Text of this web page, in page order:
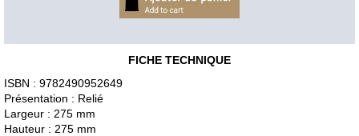
FICHE TECHNIQUE
ISBN : 9782490952649
Présentation : Relié
Largeur : 275 mm
Hauteur : 275 mm